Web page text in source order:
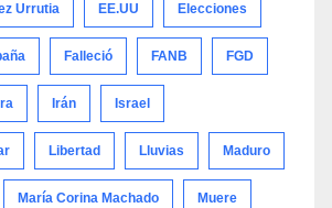
Urrutia EE.UU Elecciones
Falleció FANB FGD
Irán Israel
Libertad Lluvias Maduro
María Corina Machado Muere